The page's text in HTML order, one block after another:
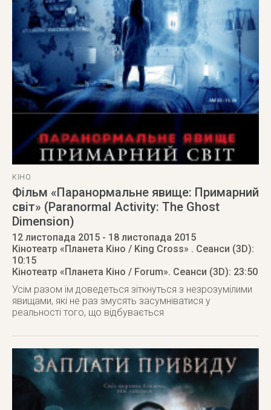
КІНО
Фільм «Паранормальне явище: Примарний
світ» (Paranormal Activity: The Ghost
Dimension)
12 листопада 2015 - 18 листопада 2015
Кінотеатр «Планета Кіно / King Cross» . Сеанси (3D):
10:15
Кінотеатр «Планета Кіно / Forum». Сеанси (3D): 23:50
Усім разом їм доведеться зіткнуться з незрозумілими
явищами, які не раз змусять засумніватися у
реальності того, що відбувається